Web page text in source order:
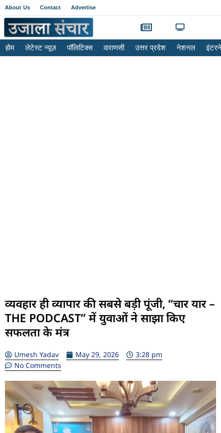
About Us Contact Advertise
होम लेटेस्ट न्यूज़ पॉलिटिक्स वाराणसी उत्तर प्रदेश नेशनल
व्यवहार ही व्यापार की सबसे बड़ी पूंजी, “चार यार –
THE PODCAST” में युवाओं ने साझा किए
सफलता के मंत्र
Umesh Yadav May 29, 2026
3:28 pm
No Comments